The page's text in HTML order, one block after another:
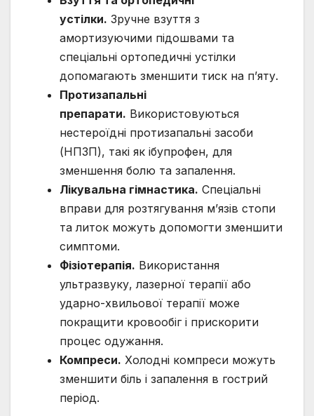
устілки. Зручне взуття з
амортизуючими підошвами та
спеціальні ортопедичні устілки
допомагають зменшити тиск на п’яту.
Протизапальні
препарати. Використовуються
нестероїдні протизапальні засоби
(НПЗП), такі як ібупрофен, для
зменшення болю та запалення.
Лікувальна гімнастика. Спеціальні
вправи для розтягування м’язів стопи
та литок можуть допомогти зменшити
симптоми.
Фізіотерапія. Використання
ультразвуку, лазерної терапії або
ударно-хвильової терапії може
покращити кровообіг і прискорити
процес одужання.
Компреси. Холодні компреси можуть
зменшити біль і запалення в гострий
період.